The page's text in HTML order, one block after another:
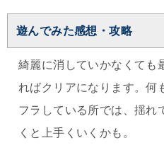
遊んでみた感想・攻略
綺麗に消していかなくても
ればクリアになります。何
フラしている所では、揺れ
くと上手くいくかも。